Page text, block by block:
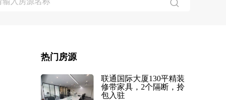
热门房源
联通国际大厦130平精装
修带家具，2个隔断，拎
包入驻